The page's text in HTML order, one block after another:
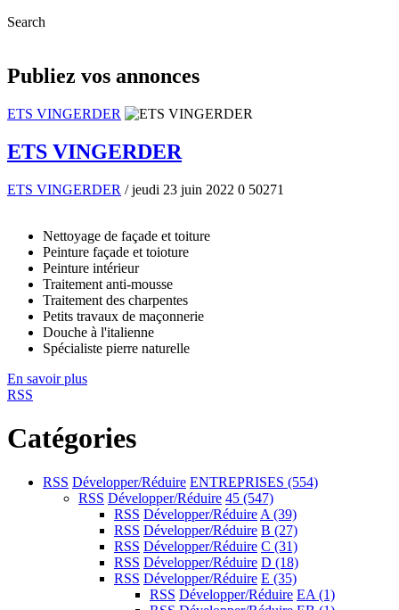
Search
Publiez vos annonces
ETS VINGERDER
ETS VINGERDER
ETS VINGERDER / jeudi 23 juin 2022 0 50271
Nettoyage de façade et toiture
Peinture façade et toioture
Peinture intérieur
Traitement anti-mousse
Traitement des charpentes
Petits travaux de maçonnerie
Douche à l'italienne
Spécialiste pierre naturelle
En savoir plus
RSS
Catégories
RSS Développer/Réduire ENTREPRISES (554)
RSS Développer/Réduire 45 (547)
RSS Développer/Réduire A (39)
RSS Développer/Réduire B (27)
RSS Développer/Réduire C (31)
RSS Développer/Réduire D (18)
RSS Développer/Réduire E (35)
RSS Développer/Réduire EA (1)